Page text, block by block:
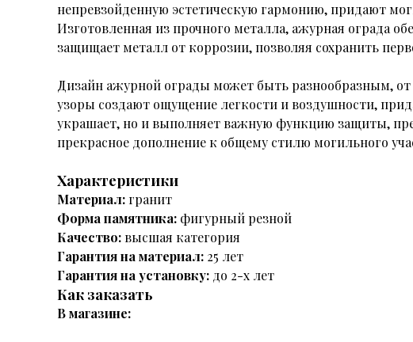
непревзойденную эстетическую гармонию, придают
Изготовленная из прочного металла, ажурная ограда
защищает металл от коррозии, позволяя сохранить
Дизайн ажурной ограды может быть разнообразным,
узоры создают ощущение легкости и воздушности,
украшает, но и выполняет важную функцию защиты,
прекрасное дополнение к общему стилю могильного
Характеристики
Материал: гранит
Форма памятника: фигурный резной
Качество: высшая категория
Гарантия на материал: 25 лет
Гарантия на установку: до 2-х лет
Как заказать
В магазине: